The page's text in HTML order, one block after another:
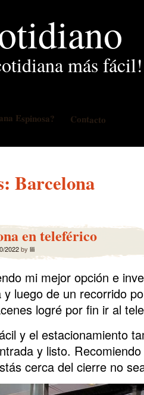
más fácil!
Espinosa? Contacto
Barcelona
en teleférico
2022by lili
mi mejor opción e
y luego de un recorrido
logré por fin ir al
y el estacionamiento
y listo.
cerca del cierre no